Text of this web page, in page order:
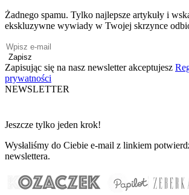
Żadnego spamu. Tylko najlepsze artykuły i
ekskluzywne wywiady w Twojej skrzynce
Zapisz
Zapisując się na nasz newsletter akceptujesz
prywatności
NEWSLETTER
Jeszcze tylko jeden krok!
Wysłaliśmy do Ciebie e-mail z linkiem
newslettera.